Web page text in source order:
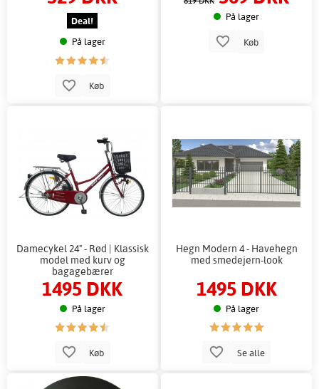
Deal!
På lager
Køb
På lager
Køb
Damecykel 24" - Rød | Klassisk
model med kurv og
bagagebærer
1495 DKK
På lager
Køb
Hegn Modern 4 - Havehegn
med smedejern-look
1495 DKK
På lager
Se alle